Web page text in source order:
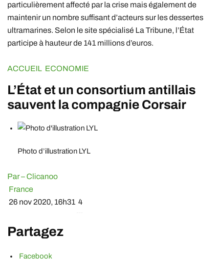
particulièrement affecté par la crise mais également de
maintenir un nombre suffisant d’acteurs sur les dessertes
ultramarines. Selon le site spécialisé La Tribune, l’État
participe à hauteur de 141 millions d’euros.
ACCUEIL ECONOMIE
L’État et un consortium antillais
sauvent la compagnie Corsair
Photo d’illustration LYL
Par – Clicanoo
France
26 nov 2020, 16h31 4
Partagez
Facebook